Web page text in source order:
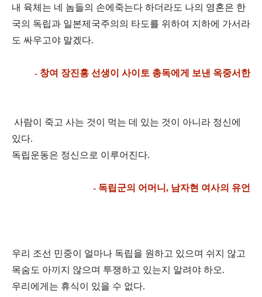
내 육체는 네 놈들의 손에죽는다 하더라도 나의 영혼은 한
국의 독립과 일본제국주의의 타도를 위하여 지하에 가서라
도 싸우고야 말겠다.
- 창여 장진홍 선생이 사이토 총독에게 보낸 옥중서한
사람이 죽고 사는 것이 먹는 데 있는 것이 아니라 정신에
있다.
독립운동은 정신으로 이루어진다.
- 독립군의 어머니, 남자현 여사의 유언
우리 조선 민중이 얼마나 독립을 원하고 있으며 쉬지 않고
목숨도 아끼지 않으며 투쟁하고 있는지 알려야 하오.
우리에게는 휴식이 있을 수 없다.